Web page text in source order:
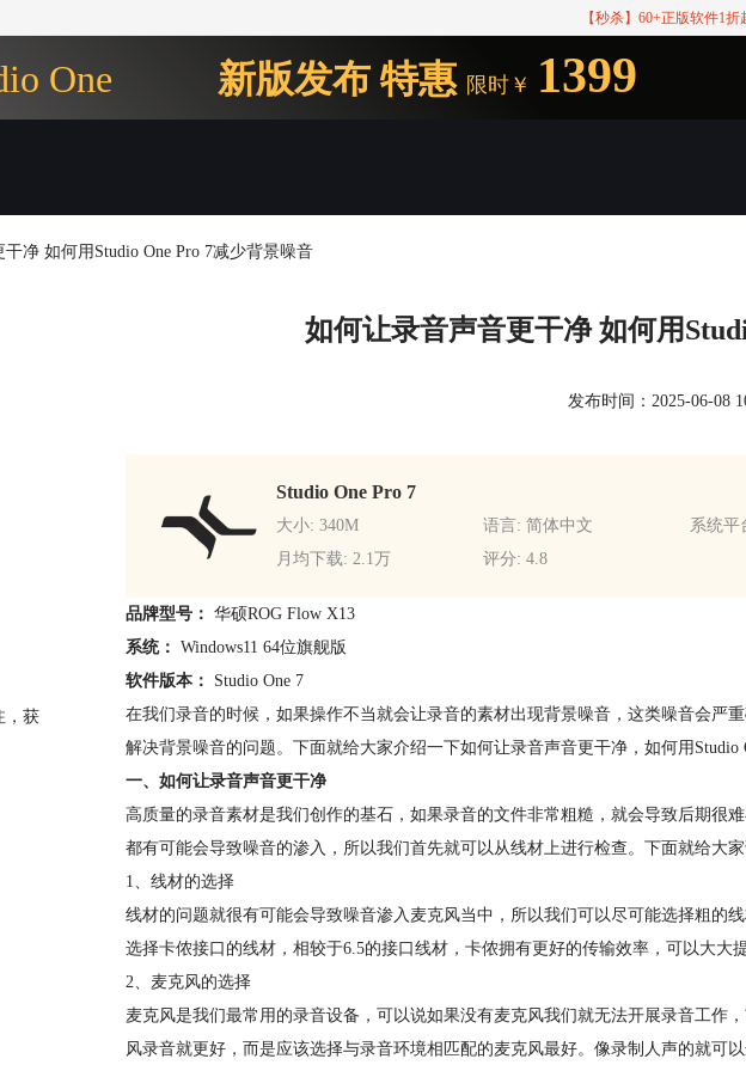
【秒杀】60+正版软件1折
One 新版发布 特惠 限时￥ 1399
净 如何用Studio One Pro 7减少背景噪音
，获
如何让录音声音更干净 如何用
发布时间：2025-06-08
Studio One Pro 7
大小: 340M 语言: 简体中文
系统平
月均下载: 2.1万
评分: 4.8
品牌型号： 华硕ROG Flow X13
系统： Windows11 64位旗舰版
软件版本： Studio One 7
在我们录音的时候，如果操作不当就会让录音的素材出现背景噪音，这类噪音会严
解决背景噪音的问题。下面就给大家介绍一下如何让录音声音更干净，如何用Studio
一、如何让录音声音更干净
高质量的录音素材是我们创作的基石，如果录音的文件非常粗糙，就会导致后期很
都有可能会导致噪音的渗入，所以我们首先就可以从线材上进行检查。下面就给大
1、线材的选择
线材的问题就很有可能会导致噪音渗入麦克风当中，所以我们可以尽可能选择粗的
选择卡侬接口的线材，相较于6.5的接口线材，卡侬拥有更好的传输效率，可以大大
2、麦克风的选择
麦克风是我们最常用的录音设备，可以说如果没有麦克风我们就无法开展录音工作
风录音就更好，而是应该选择与录音环境相匹配的麦克风最好。像录制人声的就可